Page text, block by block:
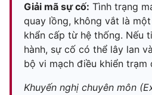
Giải mã sự cố: Tình trạng
quay lồng, không vắt là
khẩn cấp từ hệ thống. Nếu
hành, sự cố có thể lây lan
bộ vi mạch điều khiển trạm
Khuyến nghị chuyên môn